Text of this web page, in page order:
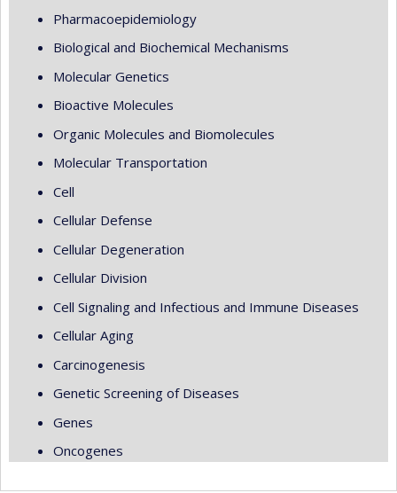
Pharmacoepidemiology
Biological and Biochemical Mechanisms
Molecular Genetics
Bioactive Molecules
Organic Molecules and Biomolecules
Molecular Transportation
Cell
Cellular Defense
Cellular Degeneration
Cellular Division
Cell Signaling and Infectious and Immune Diseases
Cellular Aging
Carcinogenesis
Genetic Screening of Diseases
Genes
Oncogenes